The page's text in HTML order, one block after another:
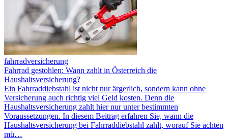
fahrradversicherung
Fahrrad gestohlen: Wann zahlt in Österreich die
Haushaltsversicherung?
Ein Fahrraddiebstahl ist nicht nur ärgerlich, sondern kann ohne
Versicherung auch richtig viel Geld kosten. Denn die
Haushaltsversicherung zahlt hier nur unter bestimmten
Voraussetzungen. In diesem Beitrag erfahren Sie, wann die
Haushaltsversicherung bei Fahrraddiebstahl zahlt, worauf Sie achten
mü…